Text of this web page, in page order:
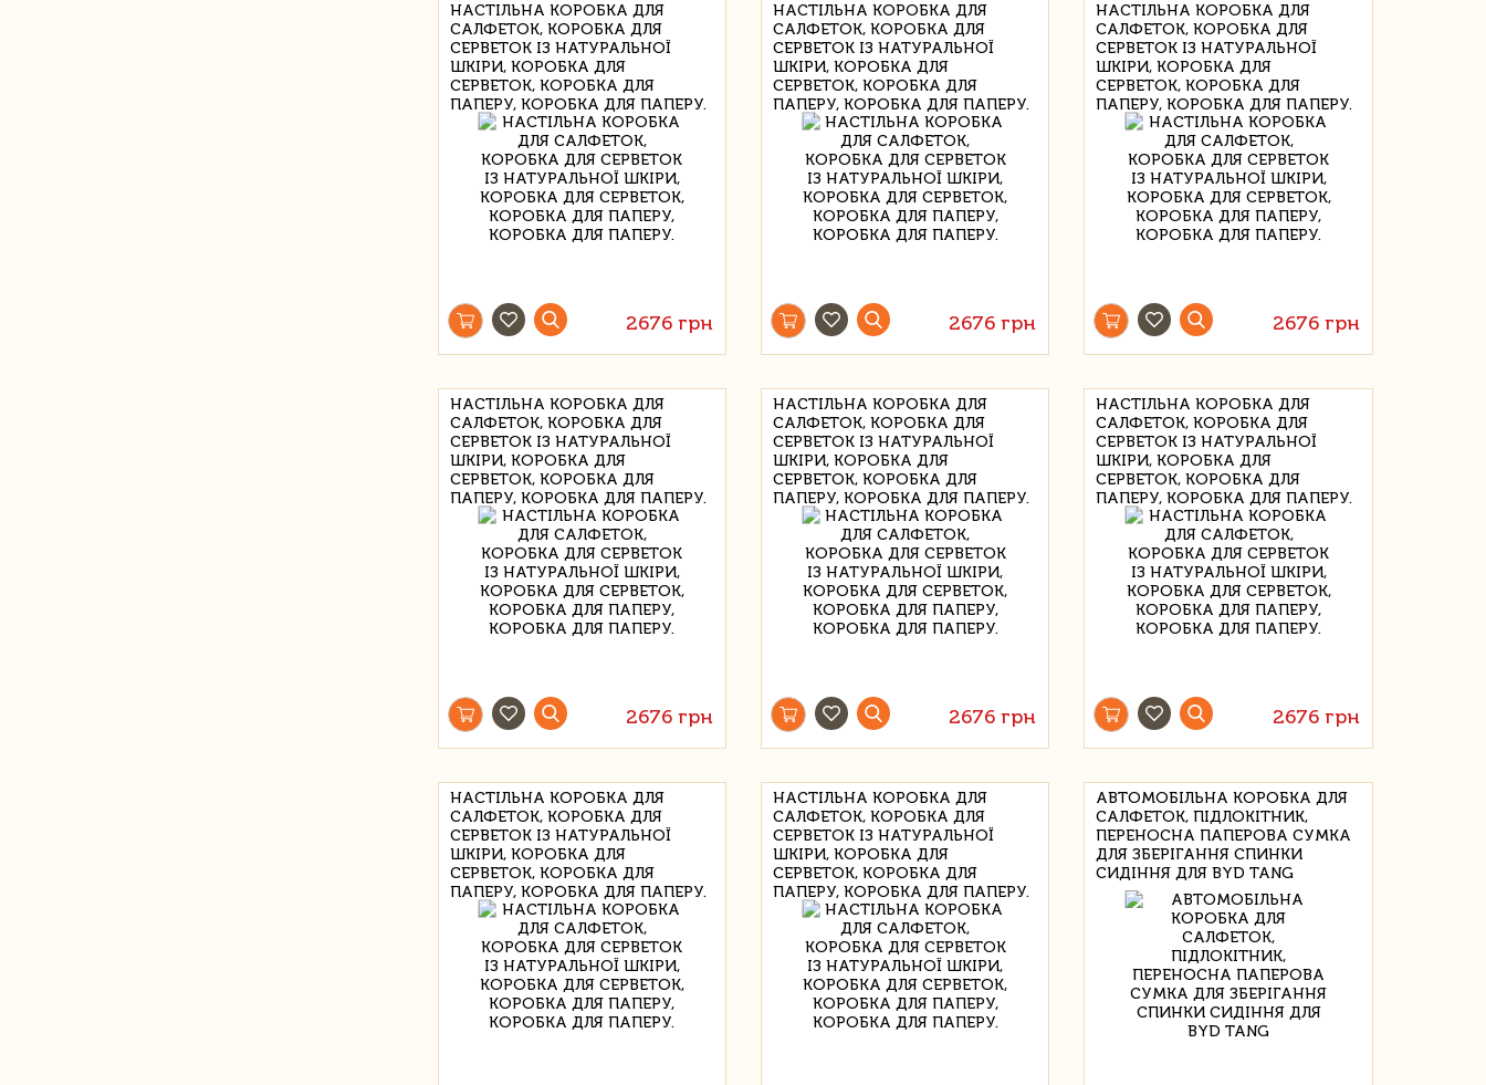
НАСТІЛЬНА КОРОБКА ДЛЯ
САЛФЕТОК, КОРОБКА ДЛЯ
СЕРВЕТОК ІЗ НАТУРАЛЬНОЇ
ШКІРИ, КОРОБКА ДЛЯ
СЕРВЕТОК, КОРОБКА ДЛЯ
ПАПЕРУ, КОРОБКА ДЛЯ ПАПЕРУ.
2676 грн
НАСТІЛЬНА КОРОБКА ДЛЯ
САЛФЕТОК, КОРОБКА ДЛЯ
СЕРВЕТОК ІЗ НАТУРАЛЬНОЇ
ШКІРИ, КОРОБКА ДЛЯ
СЕРВЕТОК, КОРОБКА ДЛЯ
ПАПЕРУ, КОРОБКА ДЛЯ ПАПЕРУ.
2676 грн
НАСТІЛЬНА КОРОБКА ДЛЯ
САЛФЕТОК, КОРОБКА ДЛЯ
СЕРВЕТОК ІЗ НАТУРАЛЬНОЇ
ШКІРИ, КОРОБКА ДЛЯ
СЕРВЕТОК, КОРОБКА ДЛЯ
ПАПЕРУ, КОРОБКА ДЛЯ ПАПЕРУ.
2676 грн
НАСТІЛЬНА КОРОБКА ДЛЯ
САЛФЕТОК, КОРОБКА ДЛЯ
СЕРВЕТОК ІЗ НАТУРАЛЬНОЇ
ШКІРИ, КОРОБКА ДЛЯ
СЕРВЕТОК, КОРОБКА ДЛЯ
ПАПЕРУ, КОРОБКА ДЛЯ ПАПЕРУ.
2676 грн
НАСТІЛЬНА КОРОБКА ДЛЯ
САЛФЕТОК, КОРОБКА ДЛЯ
СЕРВЕТОК ІЗ НАТУРАЛЬНОЇ
ШКІРИ, КОРОБКА ДЛЯ
СЕРВЕТОК, КОРОБКА ДЛЯ
ПАПЕРУ, КОРОБКА ДЛЯ ПАПЕРУ.
2676 грн
НАСТІЛЬНА КОРОБКА ДЛЯ
САЛФЕТОК, КОРОБКА ДЛЯ
СЕРВЕТОК ІЗ НАТУРАЛЬНОЇ
ШКІРИ, КОРОБКА ДЛЯ
СЕРВЕТОК, КОРОБКА ДЛЯ
ПАПЕРУ, КОРОБКА ДЛЯ ПАПЕРУ.
2676 грн
НАСТІЛЬНА КОРОБКА ДЛЯ
САЛФЕТОК, КОРОБКА ДЛЯ
СЕРВЕТОК ІЗ НАТУРАЛЬНОЇ
ШКІРИ, КОРОБКА ДЛЯ
СЕРВЕТОК, КОРОБКА ДЛЯ
ПАПЕРУ, КОРОБКА ДЛЯ ПАПЕРУ.
НАСТІЛЬНА КОРОБКА ДЛЯ
САЛФЕТОК, КОРОБКА ДЛЯ
СЕРВЕТОК ІЗ НАТУРАЛЬНОЇ
ШКІРИ, КОРОБКА ДЛЯ
СЕРВЕТОК, КОРОБКА ДЛЯ
ПАПЕРУ, КОРОБКА ДЛЯ ПАПЕРУ.
АВТОМОБІЛЬНА КОРОБКА ДЛЯ
САЛФЕТОК, ПІДЛОКІТНИК,
ПЕРЕНОСНА ПАПЕРОВА СУМКА
ДЛЯ ЗБЕРІГАННЯ СПИНКИ
СИДІННЯ ДЛЯ BYD TANG